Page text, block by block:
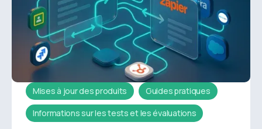
Mises à jour des produits
Guides pratiques
Informations sur les tests et les évaluations